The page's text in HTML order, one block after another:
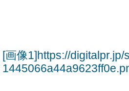
[画像1]https://